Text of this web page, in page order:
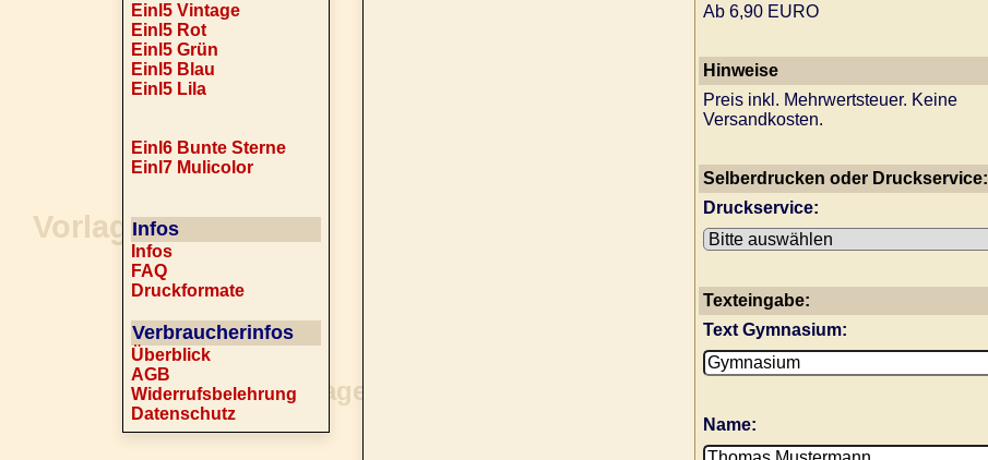
Einl5 Vintage
Einl5 Rot
Einl5 Grün
Einl5 Blau
Einl5 Lila
Einl6 Bunte Sterne
Einl7 Mulicolor
Infos
Infos
FAQ
Druckformate
Verbraucherinfos
Überblick
AGB
Widerrufsbelehrung
Datenschutz
Ab 6,90 EURO
Hinweise
Preis inkl. Mehrwertsteuer. Keine
Versandkosten.
Selberdrucken oder Druckservice:
Druckservice:
Texteingabe:
Text Gymnasium:
Name: